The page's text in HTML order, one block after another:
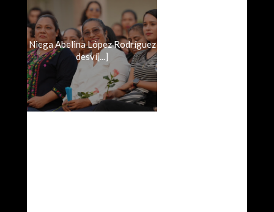
Niega Abelina López Rodríguez
desví[...]